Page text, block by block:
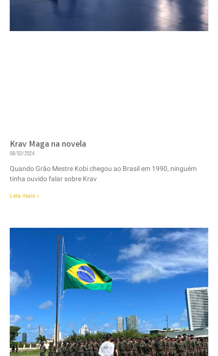
Krav Maga na novela
08/02/2024
Quando Grão Mestre Kobi chegou ao Brasil em 1990, ninguém
tinha ouvido falar sobre Krav
Leia mais »